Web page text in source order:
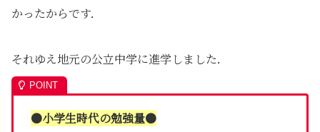
かったからです．
それゆえ地元の公立中学に進学しました．
●小学生時代の勉強量●